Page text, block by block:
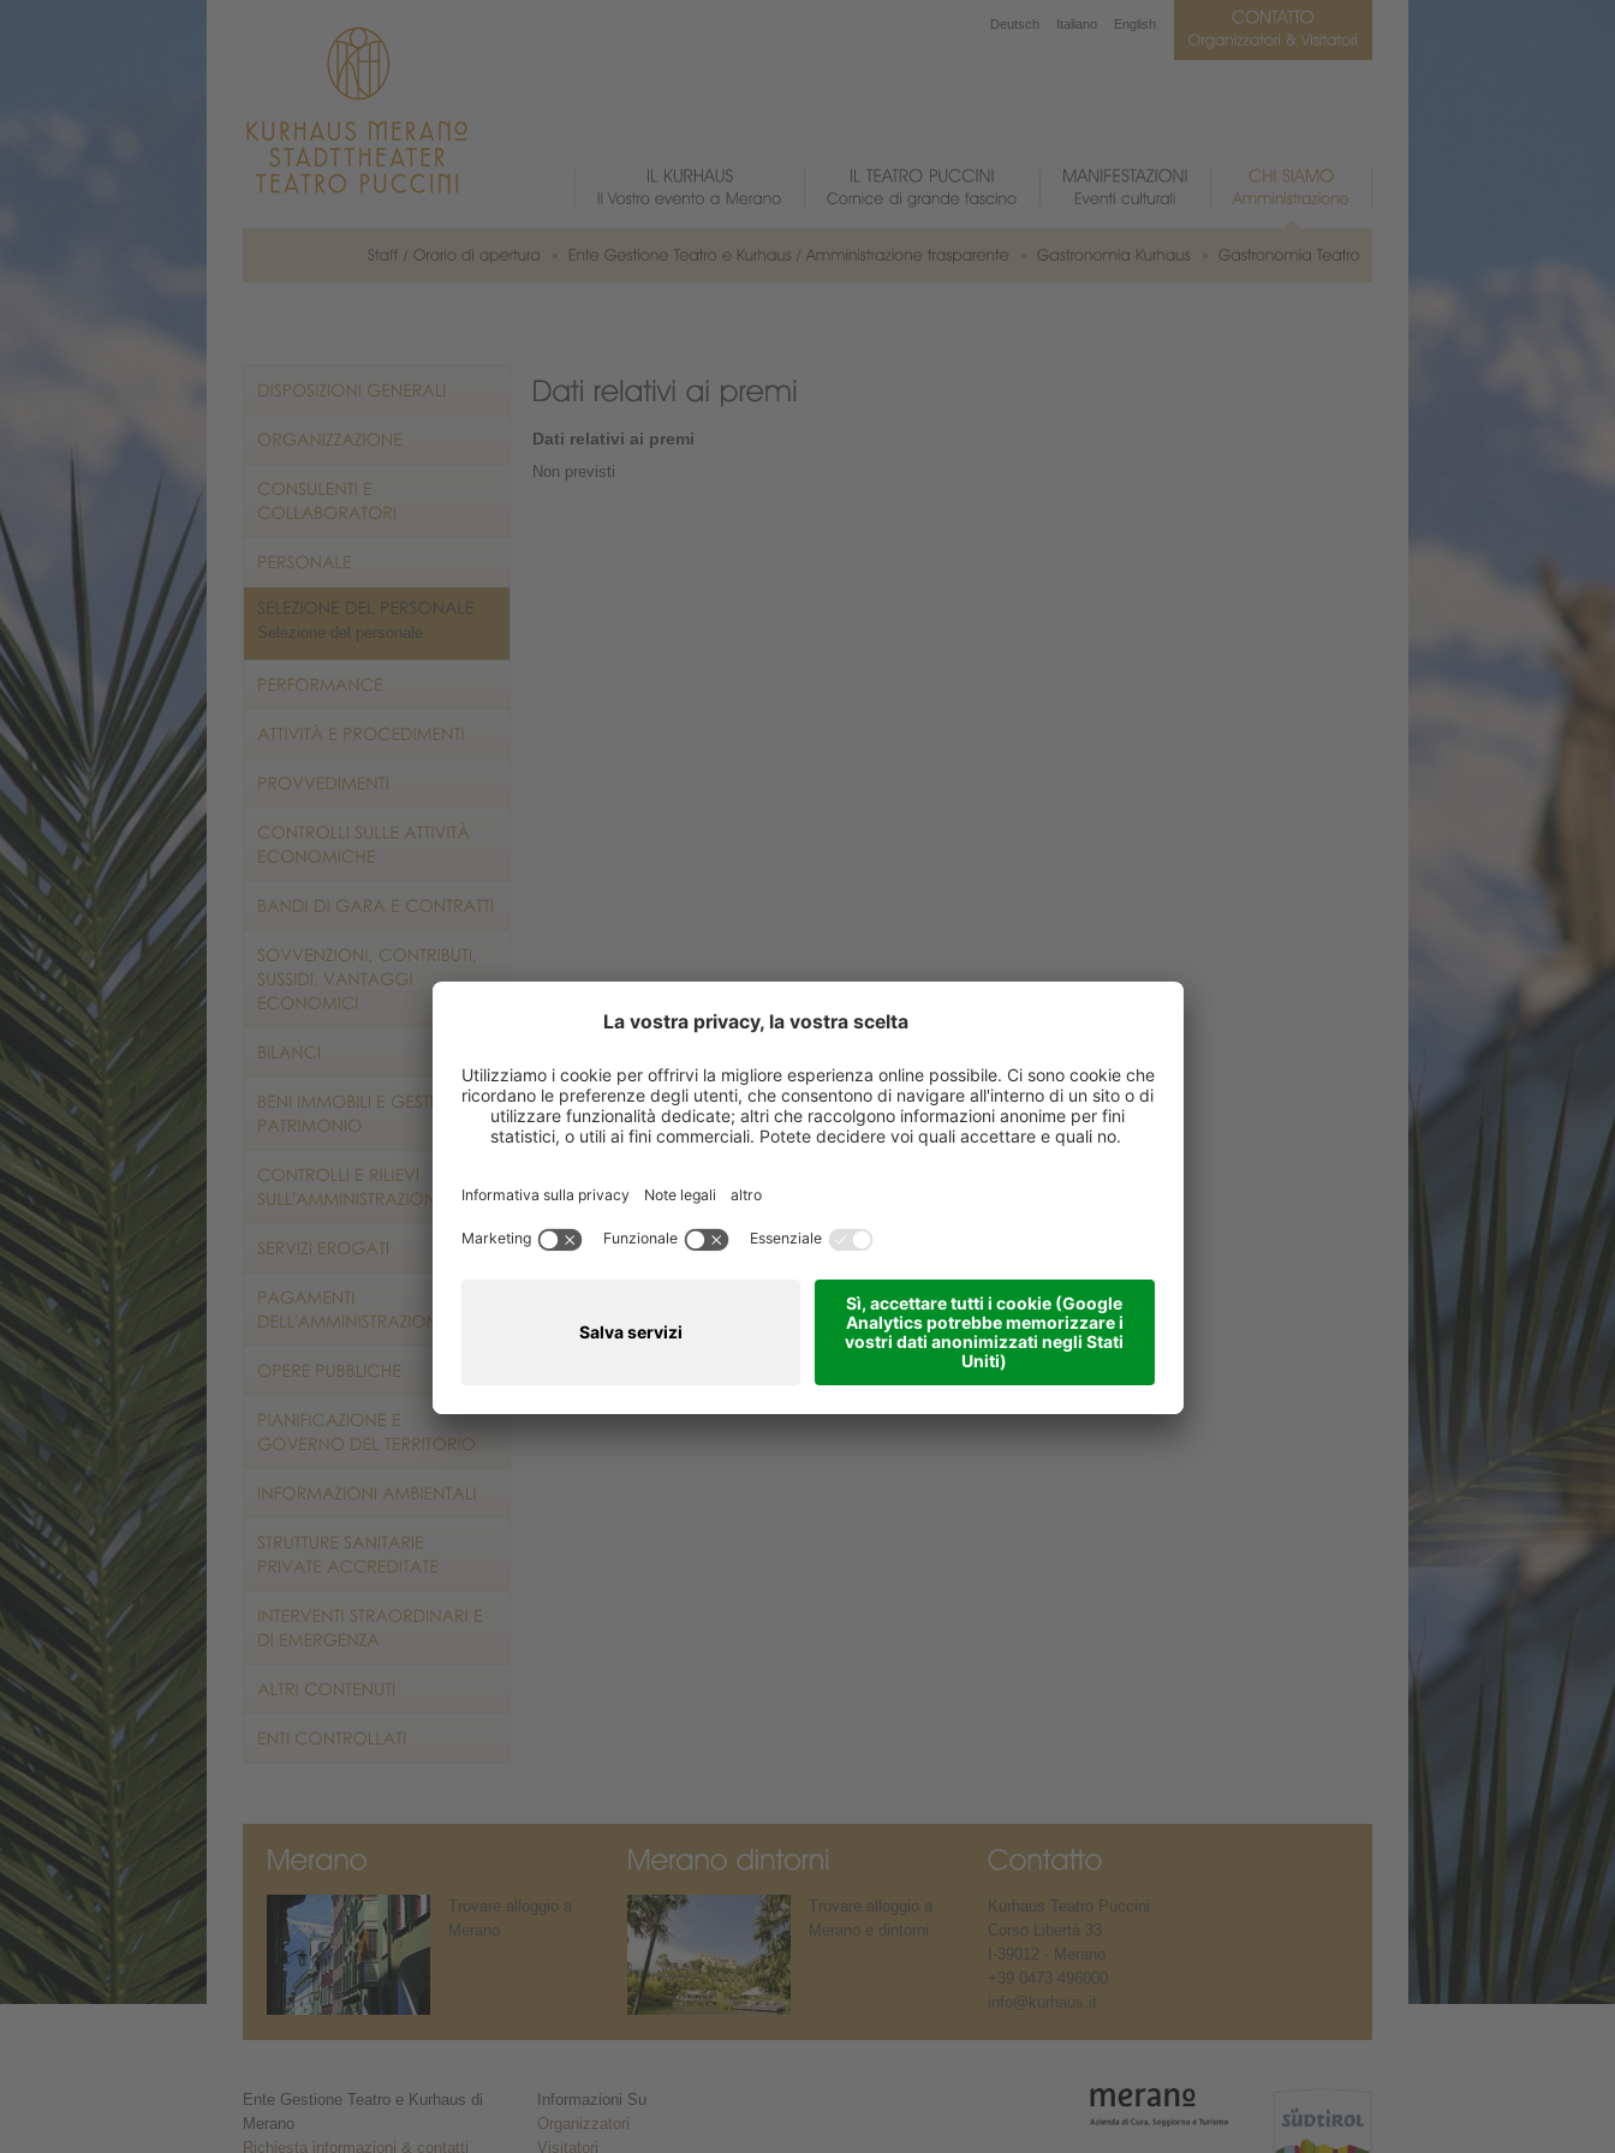
Selezione del personale
Dati relativi ai premi
Non previsti
Deutsch Italiano English
Trovare alloggio a
Merano
Trovare alloggio a
Merano e dintorni
Kurhaus Teatro Puccini
Corso Libertà 33
I-39012 - Merano
+39 0473 496000
info@kurhaus.it
Ente Gestione Teatro e Kurhaus di
Merano
Richiesta informazioni & contatti
Informazioni Su
Organizzatori
Visitatori